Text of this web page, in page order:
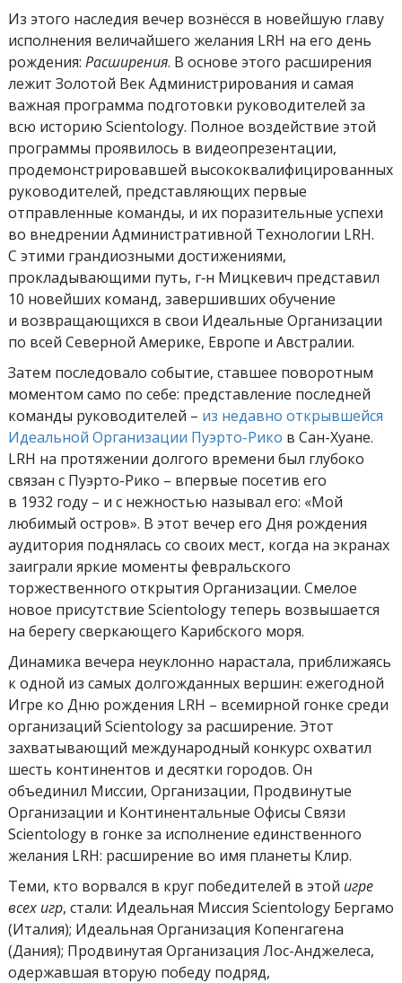
Из этого наследия вечер вознёсся в новейшую главу
исполнения величайшего желания LRH на его день
рождения: Расширения. В основе этого расширения
лежит Золотой Век Администрирования и самая
важная программа подготовки руководителей за
всю историю Scientology. Полное воздействие этой
программы проявилось в видеопрезентации,
продемонстрировавшей высококвалифицированных
руководителей, представляющих первые
отправленные команды, и их поразительные успехи
во внедрении Административной Технологии LRH.
С этими грандиозными достижениями,
прокладывающими путь, г‑н Мицкевич представил
10 новейших команд, завершивших обучение
и возвращающихся в свои Идеальные Организации
по всей Северной Америке, Европе и Австралии.
Затем последовало событие, ставшее поворотным
моментом само по себе: представление последней
команды руководителей – из недавно открывшейся
Идеальной Организации Пуэрто-Рико в Сан-Хуане.
LRH на протяжении долгого времени был глубоко
связан с Пуэрто-Рико – впервые посетив его
в 1932 году – и с нежностью называл его: «Мой
любимый остров». В этот вечер его Дня рождения
аудитория поднялась со своих мест, когда на экранах
заиграли яркие моменты февральского
торжественного открытия Организации. Смелое
новое присутствие Scientology теперь возвышается
на берегу сверкающего Карибского моря.
Динамика вечера неуклонно нарастала, приближаясь
к одной из самых долгожданных вершин: ежегодной
Игре ко Дню рождения LRH – всемирной гонке среди
организаций Scientology за расширение. Этот
захватывающий международный конкурс охватил
шесть континентов и десятки городов. Он
объединил Миссии, Организации, Продвинутые
Организации и Континентальные Офисы Связи
Scientology в гонке за исполнение единственного
желания LRH: расширение во имя планеты Клир.
Теми, кто ворвался в круг победителей в этой игре
всех игр, стали: Идеальная Миссия Scientology Бергамо
(Италия); Идеальная Организация Копенгагена
(Дания); Продвинутая Организация Лос-Анджелеса,
одержавшая вторую победу подряд,